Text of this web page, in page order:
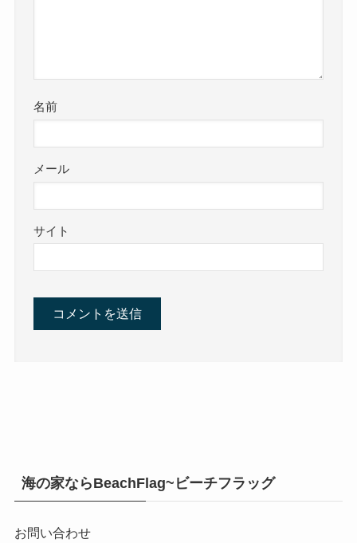
名前
メール
サイト
海の家ならBeachFlag~ビーチフラッグ
お問い合わせ